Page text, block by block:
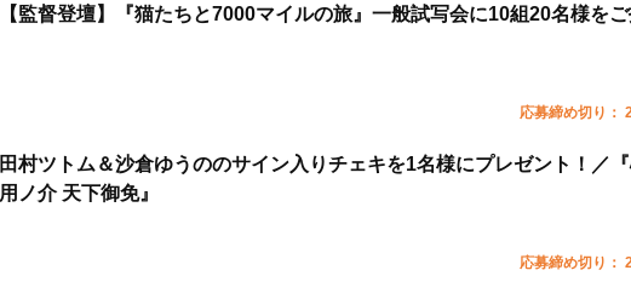
【監督登壇】『猫たちと7000マイルの旅』一般試写会に10組20名様をご
応募締め切り：
田村ツトム＆沙倉ゆうののサイン入りチェキを1名様にプレゼント！／
用ノ介 天下御免』
応募締め切り：